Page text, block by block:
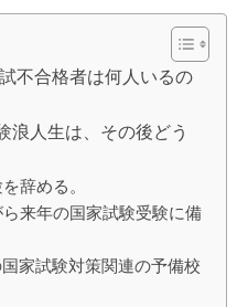
不合格者は何人いるの
浪人生は、その後どう
辞める。
来年の国家試験受験に備
家試験対策関連の予備校